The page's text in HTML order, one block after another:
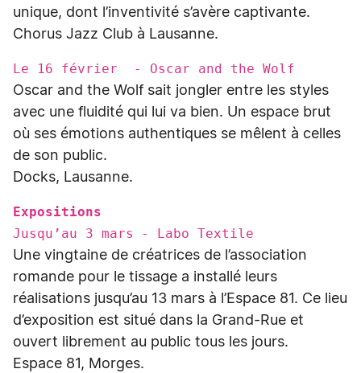
unique, dont l’inventivité s’avère captivante.
Chorus Jazz Club à Lausanne.
Le 16 février - Oscar and the Wolf
Oscar and the Wolf sait jongler entre les styles
avec une fluidité qui lui va bien. Un espace brut
où ses émotions authentiques se mêlent à celles
de son public.
Docks, Lausanne.
Expositions
Jusqu’au 3 mars - Labo Textile
Une vingtaine de créatrices de l’association
romande pour le tissage a installé leurs
réalisations jusqu’au 13 mars à l’Espace 81. Ce lieu
d’exposition est situé dans la Grand-Rue et
ouvert librement au public tous les jours.
Espace 81, Morges.